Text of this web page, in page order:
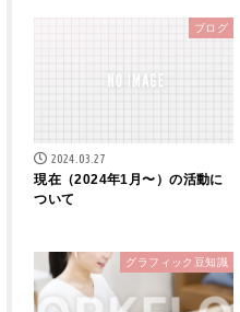
ブログ
2024.03.27
現在（2024年1月〜）の活動に
ついて
グラフィック豆知識